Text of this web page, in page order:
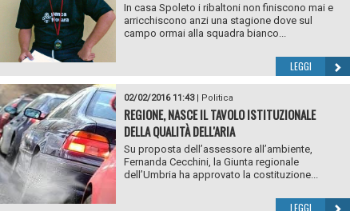
In casa Spoleto i ribaltoni non finiscono mai e
arricchiscono anzi una stagione dove sul
campo ormai alla squadra bianco...
LEGGI
02/02/2016 11:43| Politica
REGIONE, NASCE IL TAVOLO ISTITUZIONALE
DELLA QUALITÀ DELL'ARIA
Su proposta dell’assessore all’ambiente,
Fernanda Cecchini, la Giunta regionale
dell’Umbria ha approvato la costituzione...
LEGGI